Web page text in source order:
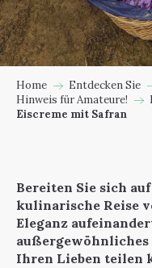
Home
Entdecken Sie
Hinweis für Amateure!
Eiscreme mit Safran
Bereiten Sie sich
kulinarische Reise
Eleganz
außergewöhnliches
Ihren Lieben teilen